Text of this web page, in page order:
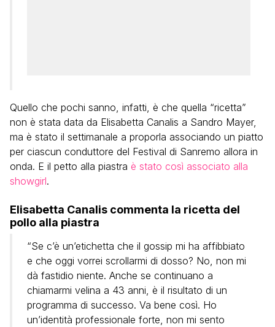
Quello che pochi sanno, infatti, è che quella “ricetta”
non è stata data da Elisabetta Canalis a Sandro Mayer,
ma è stato il settimanale a proporla associando un piatto
per ciascun conduttore del Festival di Sanremo allora in
onda. E il petto alla piastra è stato così associato alla
showgirl.
Elisabetta Canalis commenta la ricetta del
pollo alla piastra
“Se c’è un’etichetta che il gossip mi ha affibbiato
e che oggi vorrei scrollarmi di dosso? No, non mi
dà fastidio niente. Anche se continuano a
chiamarmi velina a 43 anni, è il risultato di un
programma di successo. Va bene così. Ho
un’identità professionale forte, non mi sento